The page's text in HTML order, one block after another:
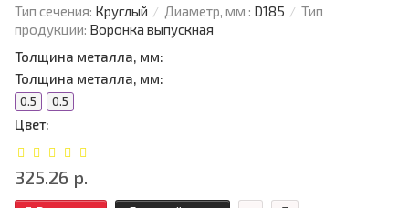
Тип сечения: Круглый Диаметр, мм : D185
Тип
продукции: Воронка выпускная
Толщина металла, мм:
Толщина металла, мм:
0.5 0.5
Цвет:
325.26 р.